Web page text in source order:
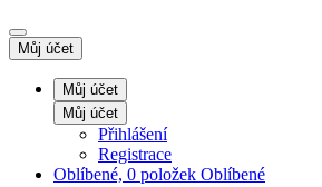
Můj účet
Můj účet
Můj účet
Přihlášení
Registrace
Oblíbené, 0 položek Oblíbené